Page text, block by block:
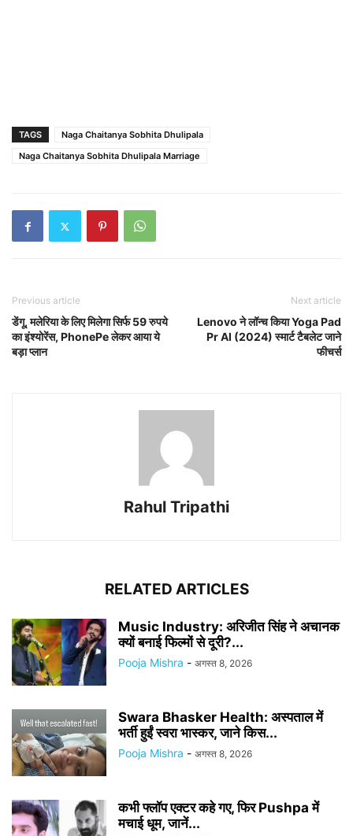
TAGS
Naga Chaitanya Sobhita Dhulipala
Naga Chaitanya Sobhita Dhulipala Marriage
Previous article
डेंगू, मलेरिया के लिए मिलेगा सिर्फ 59 रुपये
का इंश्योरेंस, PhonePe लेकर आया ये
बड़ा प्लान
Next article
Lenovo ने लॉन्च किया Yoga Pad
Pr AI (2024) स्मार्ट टैबलेट जाने
फीचर्स
Rahul Tripathi
RELATED ARTICLES
Music Industry: अरिजीत सिंह ने अचानक
क्यों बनाई फिल्मों से दूरी?...
Pooja Mishra - अगस्त 8, 2026
Swara Bhasker Health: अस्पताल में
भर्ती हुईं स्वरा भास्कर, जाने किस...
Pooja Mishra - अगस्त 8, 2026
कभी फ्लॉप एक्टर कहे गए, फिर Pushpa में
मचाई धूम, जानें...